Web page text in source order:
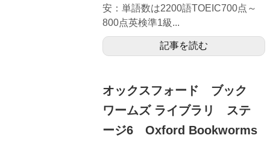
安：単語数は2200語TOEIC700点～
800点英検準1級...
記事を読む
オックスフォード ブック
ワームズ ライブラリ ステ
ージ6 Oxford Bookworms